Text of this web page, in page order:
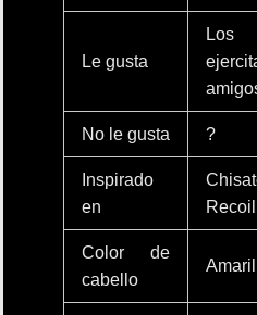
Le gusta
Los
No le gusta ?
Inspirado
en
Recoil
Color de
cabello